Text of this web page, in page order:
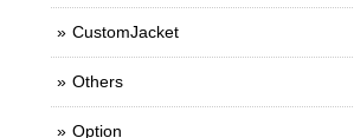
CustomJacket
Others
Option